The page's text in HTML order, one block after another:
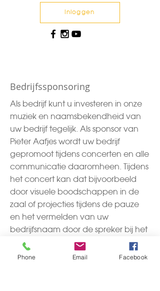
Inloggen
Bedrijfssponsoring
Als bedrijf kunt u investeren in onze
muziek en naamsbekendheid van
uw bedrijf tegelijk. Als sponsor van
Pieter Aafjes wordt uw bedrijf
gepromoot tijdens concerten en alle
communicatie daaromheen. Tijdens
het concert kan dat bijvoorbeeld
door visuele boodschappen in de
zaal of projecties tijdens de pauze
en het vermelden van uw
bedrijfsnaam door de spreker bij het
concert. Ook kunt u namens uw
bedrijf uw relaties uitnodigen voor
Phone Email Facebook